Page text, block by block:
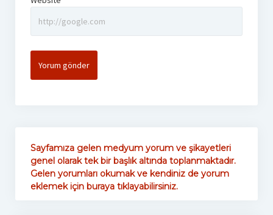
Sayfamıza gelen medyum yorum ve şikayetleri
genel olarak tek bir başlık altında toplanmaktadır.
Gelen yorumları okumak ve kendiniz de yorum
eklemek için buraya tıklayabilirsiniz.